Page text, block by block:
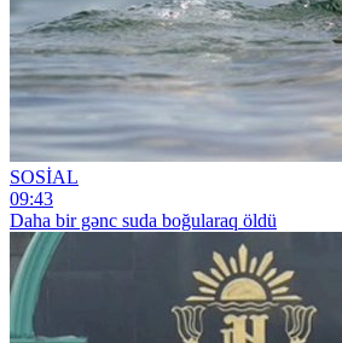
SOSİAL
09:43
Daha bir gənc suda boğularaq öldü